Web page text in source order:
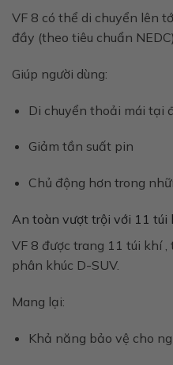
VF 8 có thể di chuyển lên
đầy (theo tiêu chuẩn NEDC)
Giúp người dùng:
Di chuyển thoải mái tại
Giảm tần suất pin
Chủ động hơn trong
An toàn vượt trội với 11 túi
VF 8 được trang 11 túi khí,
phân khúc D-SUV.
Mang lại:
Khả năng bảo vệ cho